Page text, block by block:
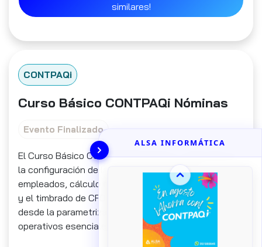
similares!
CONTPAQi
Curso Básico CONTPAQi Nóminas
Evento Finalizado
El Curso Básico CONTPAQi® Nóminas, capacitate en
la configuración de la empresa, gestión de
empleados, cálculo de percepciones y deducciones,
y el timbrado de CFDI. Esta sesión técnica abarca
desde la parametrización inicial hasta los procesos
operativos esenciales para el manejo del software.
ALSA INFORMÁTICA